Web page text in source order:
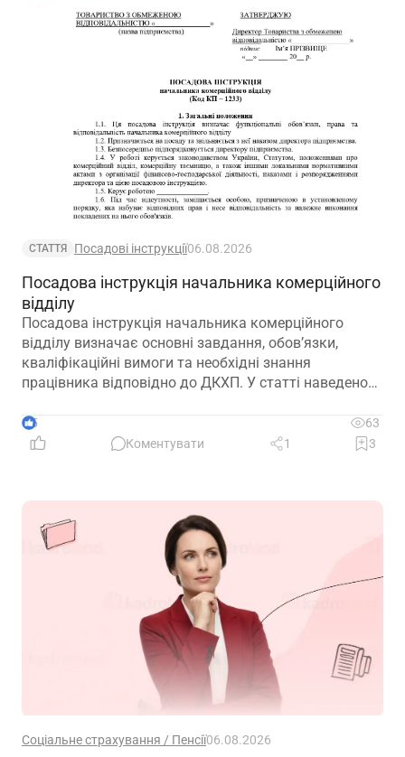
СТАТТЯ Посадові інструкції06.08.2026
Посадова інструкція начальника комерційного
відділу
Посадова інструкція начальника комерційного
відділу визначає основні завдання, обов’язки,
кваліфікаційні вимоги та необхідні знання
працівника відповідно до ДКХП. У статті наведено
до особливостей діяльності підприємства.
5
63
Коментувати
1 3
Соціальне страхування / Пенсії06.08.2026